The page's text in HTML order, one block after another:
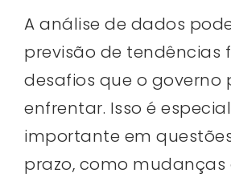
A análise de dados
previsão de tendências
desafios que o governo
enfrentar. Isso é
importante em
prazo, como